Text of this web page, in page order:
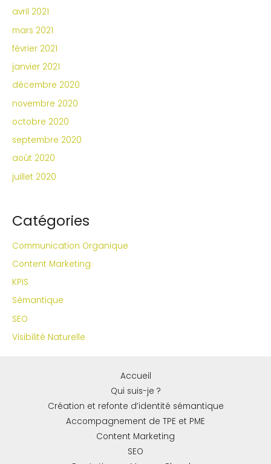
avril 2021
mars 2021
février 2021
janvier 2021
décembre 2020
novembre 2020
octobre 2020
septembre 2020
août 2020
juillet 2020
Catégories
Communication Organique
Content Marketing
KPIS
Sémantique
SEO
Visibilité Naturelle
Accueil
Qui suis-je ?
Création et refonte d’identité sémantique
Accompagnement de TPE et PME
Content Marketing
SEO